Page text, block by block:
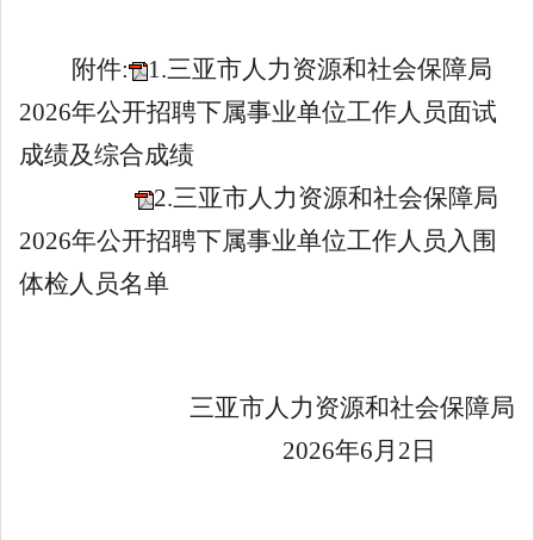
附件:
1.三亚市人力资源和社会保障局
2026年公开招聘下属事业单位工作人员面试
成绩及综合成绩
2.三亚市人力资源和社会保障局
2026年公开招聘下属事业单位工作人员入围
体检人员名单
三亚市人力资源和社会保障局
2026年6月 2 日